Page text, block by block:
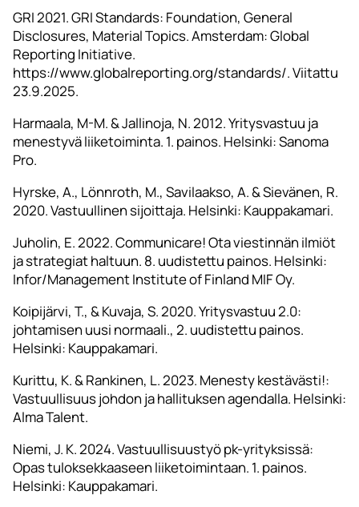
GRI 2021. GRI Standards: Foundation, General
Disclosures, Material Topics. Amsterdam: Global
Reporting Initiative.
https://www.globalreporting.org/standards/. Viitattu
23.9.2025.
Harmaala, M-M. & Jallinoja, N. 2012. Yritysvastuu ja
menestyvä liiketoiminta. 1. painos. Helsinki: Sanoma
Pro.
Hyrske, A., Lönnroth, M., Savilaakso, A. & Sievänen, R.
2020. Vastuullinen sijoittaja. Helsinki: Kauppakamari.
Juholin, E. 2022. Communicare! Ota viestinnän ilmiöt
ja strategiat haltuun. 8. uudistettu painos. Helsinki:
Infor/Management Institute of Finland MIF Oy.
Koipijärvi, T., & Kuvaja, S. 2020. Yritysvastuu 2.0:
johtamisen uusi normaali., 2. uudistettu painos.
Helsinki: Kauppakamari.
Kurittu, K. & Rankinen, L. 2023. Menesty kestävästi!:
Vastuullisuus johdon ja hallituksen agendalla. Helsinki:
Alma Talent.
Niemi, J. K. 2024. Vastuullisuustyö pk-yrityksissä:
Opas tuloksekkaaseen liiketoimintaan. 1. painos.
Helsinki: Kauppakamari.